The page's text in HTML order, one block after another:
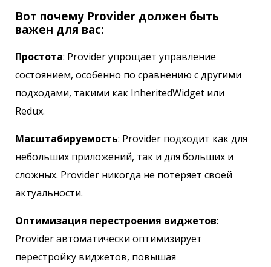
Вот почему Provider должен быть
важен для вас:
Простота: Provider упрощает управление
состоянием, особенно по сравнению с другими
подходами, такими как InheritedWidget или
Redux.
Масштабируемость: Provider подходит как для
небольших приложений, так и для больших и
сложных. Provider никогда не потеряет своей
актуальности.
Оптимизация перестроения виджетов:
Provider автоматически оптимизирует
перестройку виджетов, повышая